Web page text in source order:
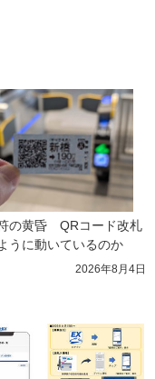
の黄昏　QRコード改札
うに動いているのか
2026年8月4日